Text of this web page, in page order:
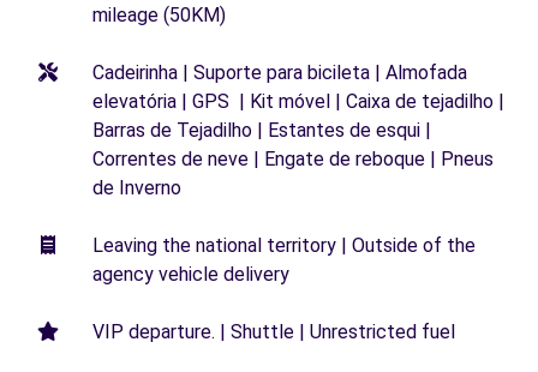
mileage (50KM)
Cadeirinha | Suporte para bicileta | Almofada
elevatória | GPS | Kit móvel | Caixa de tejadilho |
Barras de Tejadilho | Estantes de esqui |
Correntes de neve | Engate de reboque | Pneus
de Inverno
Leaving the national territory | Outside of the
agency vehicle delivery
VIP departure. | Shuttle | Unrestricted fuel